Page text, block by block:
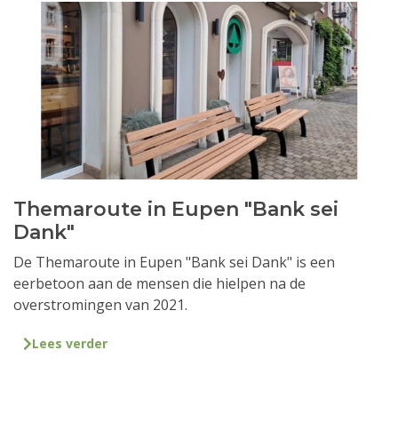
Themaroute in Eupen "Bank sei
Dank"
De Themaroute in Eupen "Bank sei Dank" is een
eerbetoon aan de mensen die hielpen na de
overstromingen van 2021.
Lees verder